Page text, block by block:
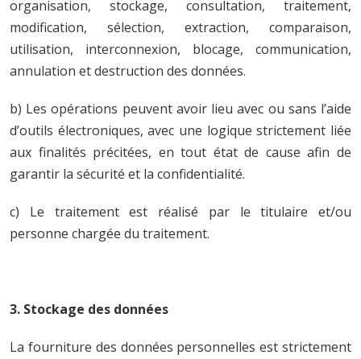
organisation, stockage, consultation, traitement,
modification, sélection, extraction, comparaison,
utilisation, interconnexion, blocage, communication,
annulation et destruction des données.
b) Les opérations peuvent avoir lieu avec ou sans l’aide
d’outils électroniques, avec une logique strictement liée
aux finalités précitées, en tout état de cause afin de
garantir la sécurité et la confidentialité.
c) Le traitement est réalisé par le titulaire et/ou
personne chargée du traitement.
3. Stockage des données
La fourniture des données personnelles est strictement